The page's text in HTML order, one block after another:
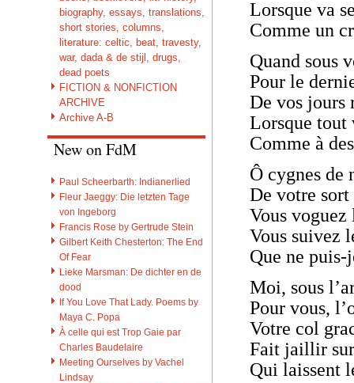
biography, essays, translations,
short stories, columns,
literature: celtic, beat, travesty,
war, dada & de stijl, drugs,
dead poets
FICTION & NONFICTION
ARCHIVE
Archive A-B
New on FdM
Paul Scheerbarth: Indianerlied
Fleur Jaeggy: Die letzten Tage
von Ingeborg
Francis Rose by Gertrude Stein
Gilbert Keith Chesterton: The End
Of Fear
Lieke Marsman: De dichter en de
dood
If You Love That Lady. Poems by
Maya C. Popa
À celle qui est Trop Gaie par
Charles Baudelaire
Meeting Ourselves by Vachel
Lindsay
Lorsque va
Comme un
Quand sous
Pour le
De vos jours
Lorsque tout
Comme à
Ô cygnes de
De votre
Vous voguez
Vous suivez
Que ne puis-
Moi, sous
Pour vous,
Votre col
Fait jaillir
Qui laissent